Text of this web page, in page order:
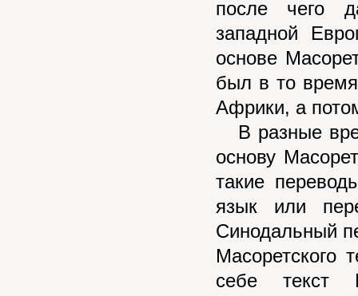
после чего
западной
основе
был в то
Африки, а
В разные
основу
такие
язык или
Синодальный
Масоретского
себе текст